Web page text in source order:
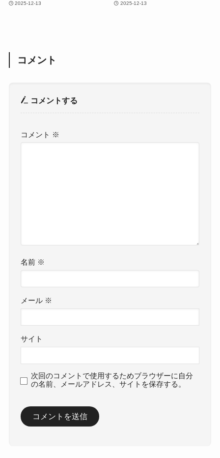
2025-12-13 2025-12-13
コメント
コメントする
コメント ※
名前 ※
メール ※
サイト
次回のコメントで使用するためブラウザーに自分
の名前、メールアドレス、サイトを保存する。